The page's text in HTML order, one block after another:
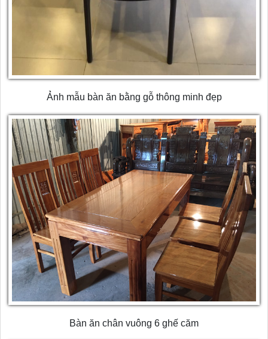
Ảnh mẫu bàn ăn bằng gỗ thông minh đẹp
Bàn ăn chân vuông 6 ghế căm